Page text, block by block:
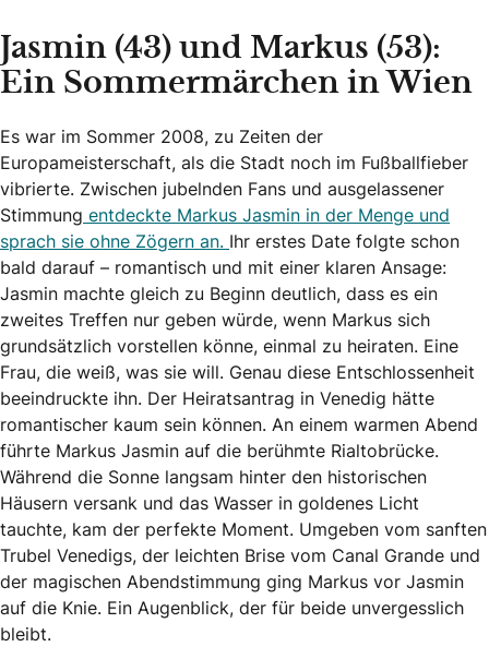
Jasmin (43) und Markus (53):
Ein Sommermärchen in Wien
Es war im Sommer 2008, zu Zeiten der
Europameisterschaft, als die Stadt noch im Fußballfieber
vibrierte. Zwischen jubelnden Fans und ausgelassener
Stimmung entdeckte Markus Jasmin in der Menge und
sprach sie ohne Zögern an. Ihr erstes Date folgte schon
bald darauf – romantisch und mit einer klaren Ansage:
Jasmin machte gleich zu Beginn deutlich, dass es ein
zweites Treffen nur geben würde, wenn Markus sich
grundsätzlich vorstellen könne, einmal zu heiraten. Eine
Frau, die weiß, was sie will. Genau diese Entschlossenheit
beeindruckte ihn. Der Heiratsantrag in Venedig hätte
romantischer kaum sein können. An einem warmen Abend
führte Markus Jasmin auf die berühmte Rialtobrücke.
Während die Sonne langsam hinter den historischen
Häusern versank und das Wasser in goldenes Licht
tauchte, kam der perfekte Moment. Umgeben vom sanften
Trubel Venedigs, der leichten Brise vom Canal Grande und
der magischen Abendstimmung ging Markus vor Jasmin
auf die Knie. Ein Augenblick, der für beide unvergesslich
bleibt.